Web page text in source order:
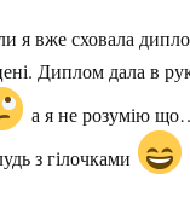
я вже сховала
Диплом дала в
а я не розумію
з гілочками